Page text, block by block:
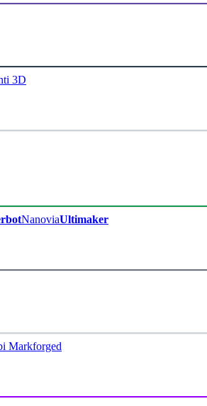
3D
NanoviaUltimaker​
Markforged